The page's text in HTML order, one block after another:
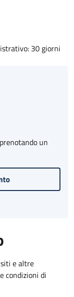
30 giorni
un
e altre
condizioni di